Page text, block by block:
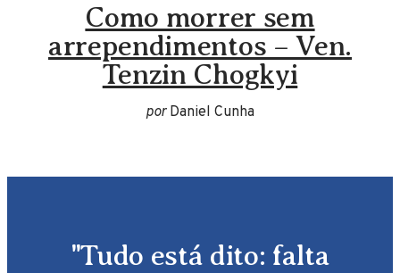
Como morrer sem
arrependimentos – Ven.
Tenzin Chogkyi
porDaniel Cunha
"Tudo está dito: falta